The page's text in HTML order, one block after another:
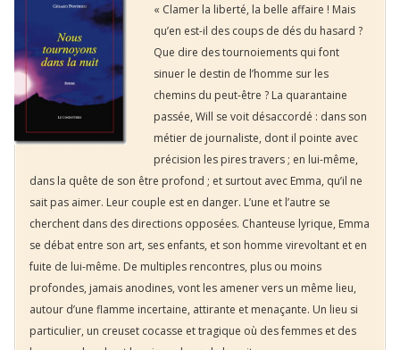
« Clamer la liberté, la belle affaire ! Mais
qu’en est-il des coups de dés du hasard ?
Que dire des tournoiements qui font
sinuer le destin de l’homme sur les
chemins du peut-être ? La quarantaine
passée, Will se voit désaccordé : dans son
métier de journaliste, dont il pointe avec
précision les pires travers ; en lui-même,
dans la quête de son être profond ; et surtout avec Emma, qu’il ne
sait pas aimer. Leur couple est en danger. L’une et l’autre se
cherchent dans des directions opposées. Chanteuse lyrique, Emma
se débat entre son art, ses enfants, et son homme virevoltant et en
fuite de lui-même. De multiples rencontres, plus ou moins
profondes, jamais anodines, vont les amener vers un même lieu,
autour d’une flamme incertaine, attirante et menaçante. Un lieu si
particulier, un creuset cocasse et tragique où des femmes et des